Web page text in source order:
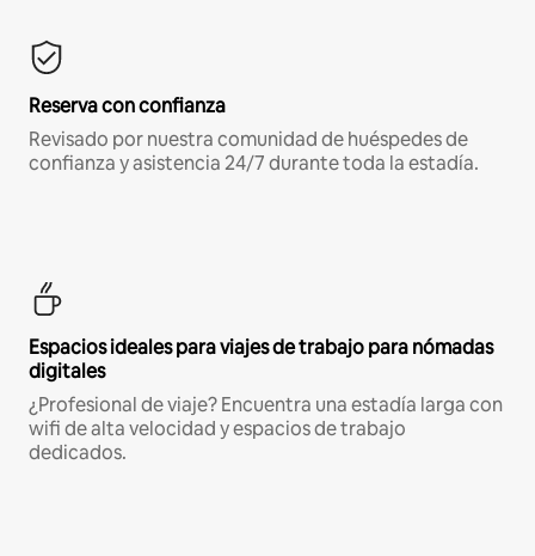
Reserva con confianza
Revisado por nuestra comunidad de huéspedes de
confianza y asistencia 24/7 durante toda la estadía.
Espacios ideales para viajes de trabajo para nómadas
digitales
¿Profesional de viaje? Encuentra una estadía larga con
wifi de alta velocidad y espacios de trabajo
dedicados.